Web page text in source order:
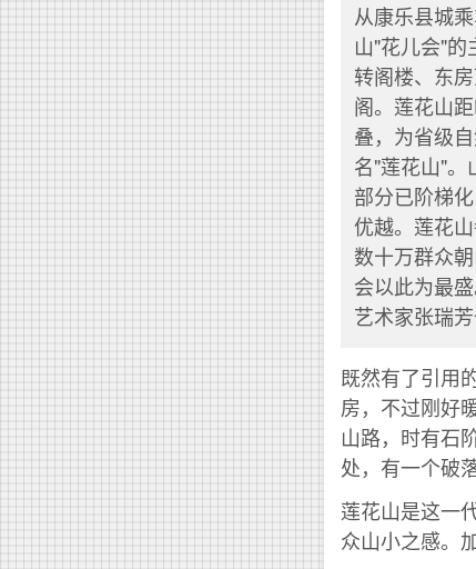
从康乐县城
山"花儿会"的
转阁楼、东
阁。莲花山
叠，为省级
名"莲花山"
部分已阶梯
优越。莲花
数十万群众
会以此为最
艺术家张瑞
既然有了引用
房，不过刚好
山路，时有石
处，有一个破
莲花山是这一
众山小之感。